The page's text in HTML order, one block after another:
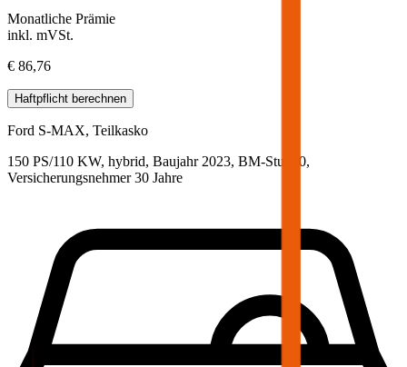
Monatliche Prämie
inkl. mVSt.
€ 86,76
Haftpflicht berechnen
Ford S-MAX, Teilkasko
150 PS/110 KW, hybrid, Baujahr 2023, BM-Stufe 0,
Versicherungsnehmer 30 Jahre